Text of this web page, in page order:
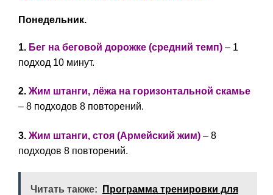
Понедельник.
1. Бег на беговой дорожке (средний темп) – 1
подход 10 минут.
2. Жим штанги, лёжа на горизонтальной скамье
– 8 подходов 8 повторений.
3. Жим штанги, стоя (Армейский жим) – 8
подходов 8 повторений.
Читать также:
Программа тренировки для